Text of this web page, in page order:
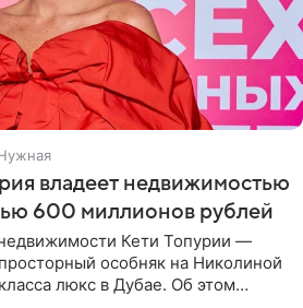
владеет недвижимостью
600 миллионов рублей
Кети Топурии —
особняк на Николиной
люкс в Дубае. Об этом